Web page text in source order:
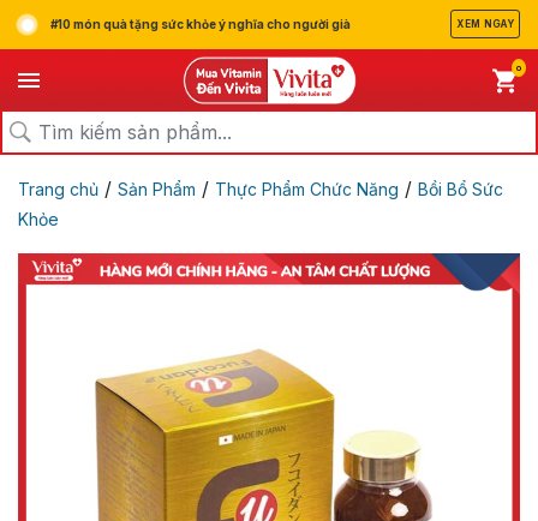
#10 món quà tặng sức khỏe ý nghĩa cho người già XEM NGAY
0
Trang chủ / Sản Phẩm / Thực Phẩm Chức Năng / Bồi Bổ Sức
Khỏe